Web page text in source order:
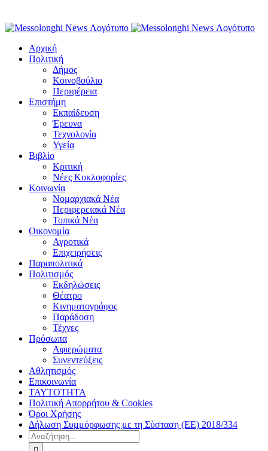
Αρχική
Πολιτική
Δήμος
Κοινοβούλιο
Περιφέρεια
Επιστήμη
Εκπαίδευση
Έρευνα
Τεχνολογία
Υγεία
Βιβλίο
Κριτική
Νέες Κυκλοφορίες
Κοινωνία
Νομαρχιακά Νέα
Περιφερειακά Νέα
Τοπικά Νέα
Οικονομία
Αγροτικά
Επιχειρήσεις
Παραπολιτικά
Πολιτισμός
Εκδηλώσεις
Θέατρο
Κινηματογράφος
Παράδοση
Τέχνες
Πρόσωπα
Αφιερώματα
Συνεντεύξεις
Αθλητισμός
Επικοινωνία
ΤΑΥΤΟΤΗΤΑ
Πολιτική Απορρήτου & Cookies
Όροι Χρήσης
Δήλωση Συμμόρφωσης με τη Σύσταση (ΕΕ) 2018/334
Αναζήτηση
για: